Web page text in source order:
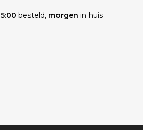
besteld, morgen in huis